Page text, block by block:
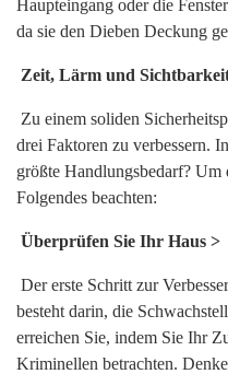
Haupteingang oder die
da sie den Dieben Deckung
Zeit, Lärm und
Zu einem soliden
drei Faktoren zu verbessern.
größte Handlungsbedarf? Um
Folgendes beachten:
Überprüfen Sie Ihr Haus >
Der erste Schritt zur
besteht darin, die
erreichen Sie, indem Sie Ihr
Kriminellen betrachten.